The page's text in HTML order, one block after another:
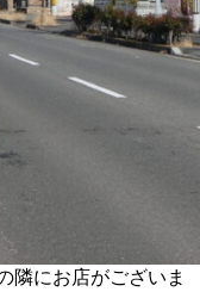
隣にお店がございま